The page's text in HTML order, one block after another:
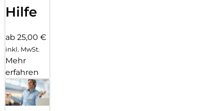
Hilfe
ab 25,00 €
inkl. MwSt.
Mehr
erfahren